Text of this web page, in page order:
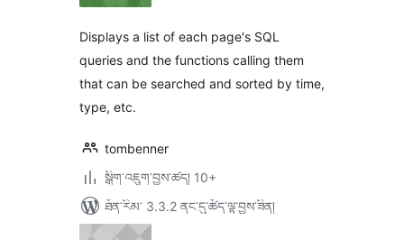
Displays a list of each page's SQL
queries and the functions calling them
that can be searched and sorted by time,
type, etc.
tombenner
སྒྲིག་འཇུག་བྱས་ཚད། 10+
ཐོན་རིམ་ 3.3.2 ནང་དུ་ཚོད་ལྟ་བྱས་ཟིན།